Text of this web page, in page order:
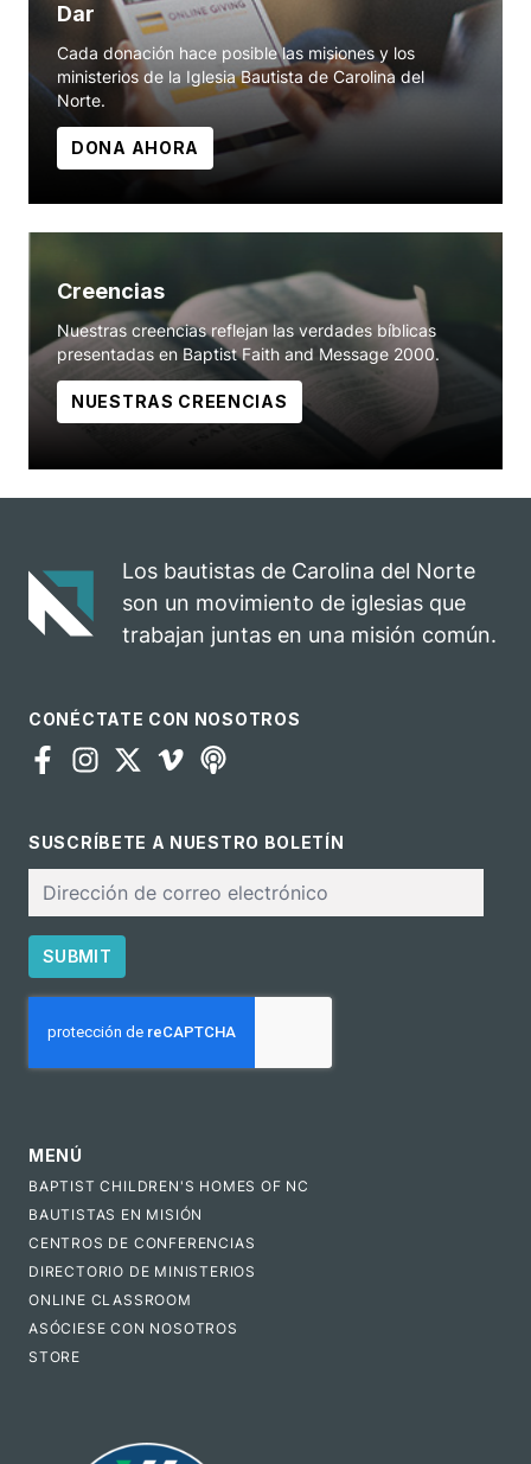
Dar
Cada donación hace posible las misiones y los
ministerios de la Iglesia Bautista de Carolina del
Norte.
DONA AHORA
Creencias
Nuestras creencias reflejan las verdades bíblicas
presentadas en Baptist Faith and Message 2000.
NUESTRAS CREENCIAS
Los bautistas de Carolina del Norte
son un movimiento de iglesias que
trabajan juntas en una misión común.
CONÉCTATE CON NOSOTROS
SUSCRÍBETE A NUESTRO BOLETÍN
electrónico
SUBMIT
MENÚ
BAPTIST CHILDREN'S HOMES OF NC
BAUTISTAS EN MISIÓN
CENTROS DE CONFERENCIAS
DIRECTORIO DE MINISTERIOS
ONLINE CLASSROOM
ASÓCIESE CON NOSOTROS
STORE